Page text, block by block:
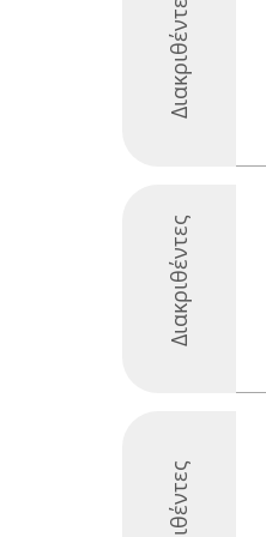
Διακριθέντες
Διακριθέντες